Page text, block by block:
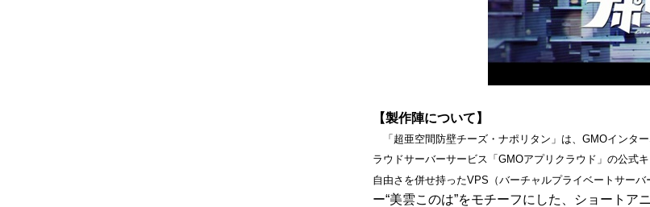
【製作陣について】
「超亜空間防壁チーズ・ナポリタン」は、GMOインタ
ラウドサーバーサービス「GMOアプリクラウド」の公式
自由さを併せ持ったVPS（バーチャルプライベートサーバ
ー“美雲このは”をモチーフにした、ショートア